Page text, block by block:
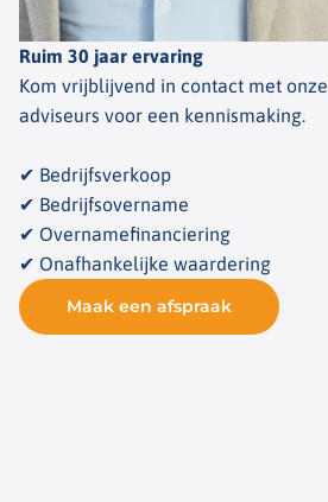
Ruim 30 jaar ervaring
Kom vrijblijvend in contact met onze
adviseurs voor een kennismaking.
✔ Bedrijfsverkoop
✔ Bedrijfsovername
✔ Overnamefinanciering
✔ Onafhankelijke waardering
Maak een afspraak